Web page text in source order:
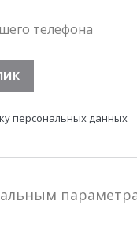
телефона
персональных данных